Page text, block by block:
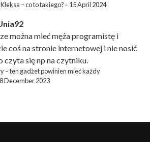
– co to takiego? · 15 April 2024
można mieć męża programistę i
coś na stronie internetowej i nie nosić
czyta się np na czytniku.
– ten gadżet powinien mieć każdy
8 December 2023